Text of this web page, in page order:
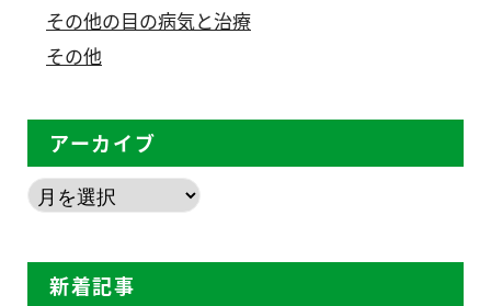
その他の目の病気と治療
その他
アーカイブ
新着記事